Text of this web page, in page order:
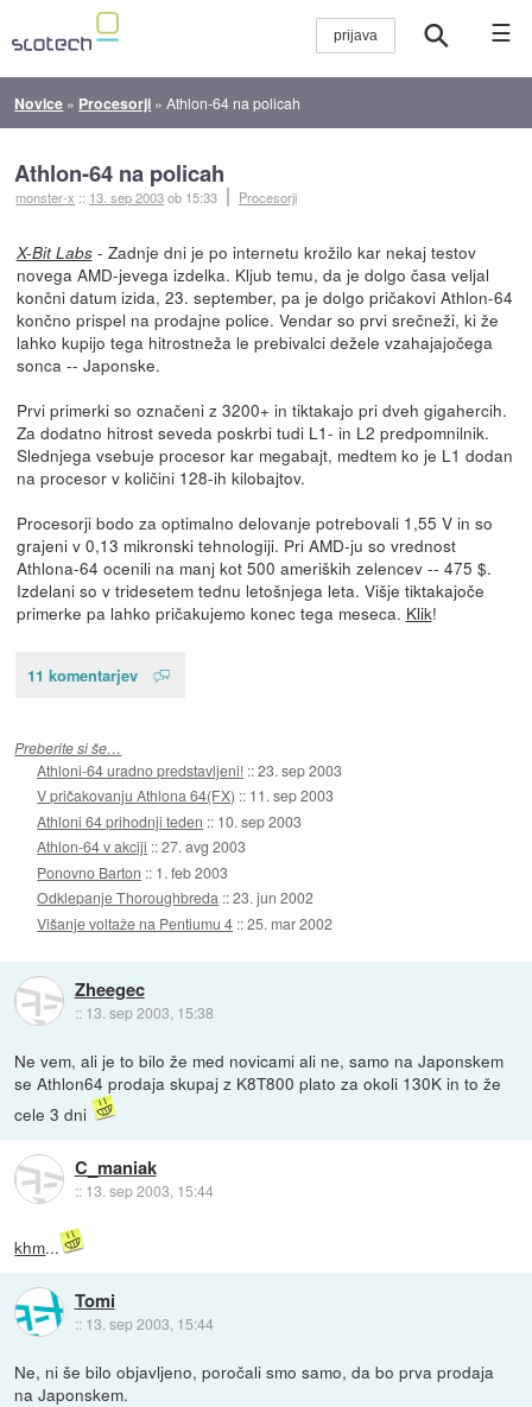
☰
Novice » Procesorji »Athlon-64 na policah
Athlon-64 na policah
monster-x :: 13. sep 2003ob 15:33 Procesorji
X-Bit Labs- Zadnje dni je po internetu krožilo kar nekaj testov
novega AMD-jevega izdelka. Kljub temu, da je dolgo časa veljal
končni datum izida, 23. september, pa je dolgo pričakovi Athlon-64
končno prispel na prodajne police. Vendar so prvi srečneži, ki že
lahko kupijo tega hitrostneža le prebivalci dežele vzahajajočega
sonca -- Japonske.
Prvi primerki so označeni z 3200+ in tiktakajo pri dveh gigahercih.
Za dodatno hitrost seveda poskrbi tudi L1- in L2 predpomnilnik.
Slednjega vsebuje procesor kar megabajt, medtem ko je L1 dodan
na procesor v količini 128-ih kilobajtov.
Procesorji bodo za optimalno delovanje potrebovali 1,55 V in so
grajeni v 0,13 mikronski tehnologiji. Pri AMD-ju so vrednost
Athlona-64 ocenili na manj kot 500 ameriških zelencev -- 475 $.
Izdelani so v tridesetem tednu letošnjega leta. Višje tiktakajoče
primerke pa lahko pričakujemo konec tega meseca. Klik!
11 komentarjev
Preberite si še…
Athloni-64 uradno predstavljeni! ::23. sep 2003
V pričakovanju Athlona 64(FX) :: 11. sep 2003
Athloni 64 prihodnji teden :: 10. sep 2003
Athlon-64 v akciji ::27. avg 2003
Ponovno Barton :: 1. feb 2003
Odklepanje Thoroughbreda ::23. jun 2002
Višanje voltaže na Pentiumu 4 ::25. mar 2002
Zheegec
:: 13. sep 2003, 15:38
Ne vem, ali je to bilo že med novicami ali ne, samo na Japonskem
se Athlon64 prodaja skupaj z K8T800 plato za okoli 130K in to že
cele 3 dni
C_maniak
:: 13. sep 2003, 15:44
khm...
Tomi
:: 13. sep 2003, 15:44
Ne, ni še bilo objavljeno, poročali smo samo, da bo prva prodaja
na Japonskem.